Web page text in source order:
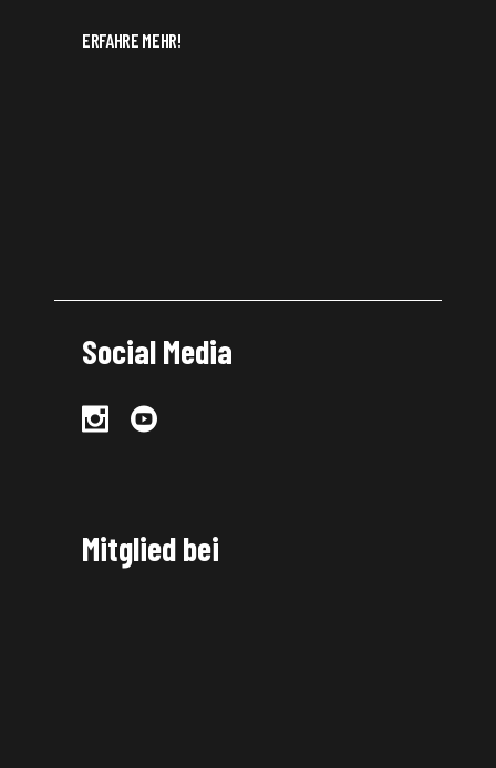
ERFAHRE MEHR!
Social Media
Mitglied bei